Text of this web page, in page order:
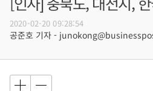
2020-02-20 09:28:54
공준호 기자 -